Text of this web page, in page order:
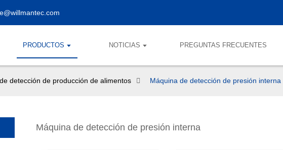
PRODUCTOS NOTICIAS PREGUNTAS FRECUENTES
detección de producción de alimentos Máquina de detección de presión interna
Máquina de detección de presión interna